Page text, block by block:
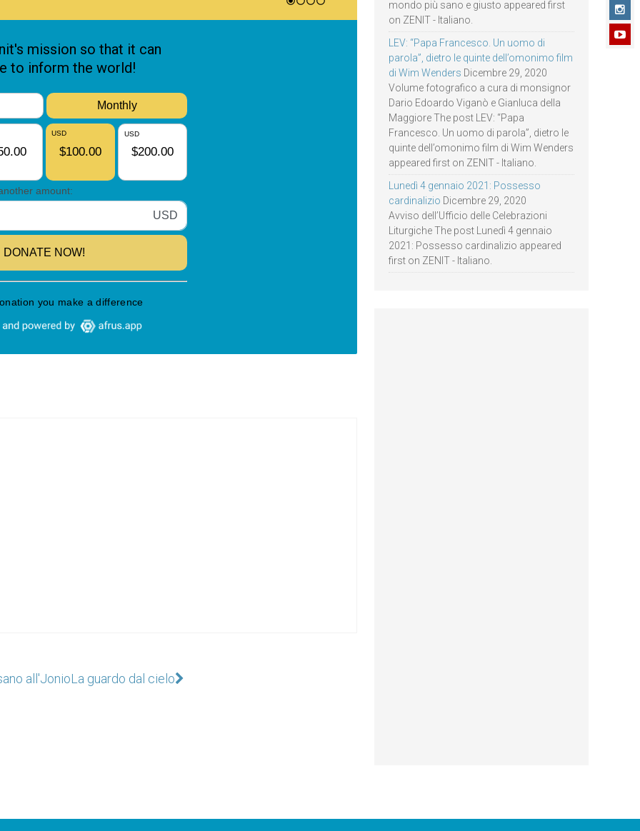
all'JonioLa guardo dal cielo
mondo più sano e giusto appeared first
on ZENIT - Italiano.
LEV: “Papa Francesco. Un uomo di
parola”, dietro le quinte dell’omonimo film
di Wim Wenders Dicembre 29, 2020
Volume fotografico a cura di monsignor
Dario Edoardo Viganò e Gianluca della
Maggiore The post LEV: “Papa
Francesco. Un uomo di parola”, dietro le
quinte dell’omonimo film di Wim Wenders
appeared first on ZENIT - Italiano.
Lunedì 4 gennaio 2021: Possesso
cardinalizio Dicembre 29, 2020
Avviso dell’Ufficio delle Celebrazioni
Liturgiche The post Lunedì 4 gennaio
2021: Possesso cardinalizio appeared
first on ZENIT - Italiano.